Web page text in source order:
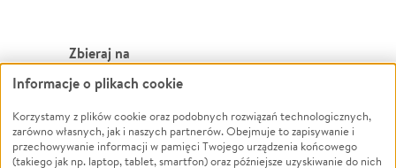
Zbieraj na
Leczenie
Zwierzęta
Pożar
Ukraina
Powódź
Wichura
NGO
Informacje o plikach cookie
Korzystamy z plików cookie oraz podobnych rozwiązań technologicznych,
zarówno własnych, jak i naszych partnerów. Obejmuje to zapisywanie i
przechowywanie informacji w pamięci Twojego urządzenia końcowego
(takiego jak np. laptop, tablet, smartfon) oraz późniejsze uzyskiwanie do nich